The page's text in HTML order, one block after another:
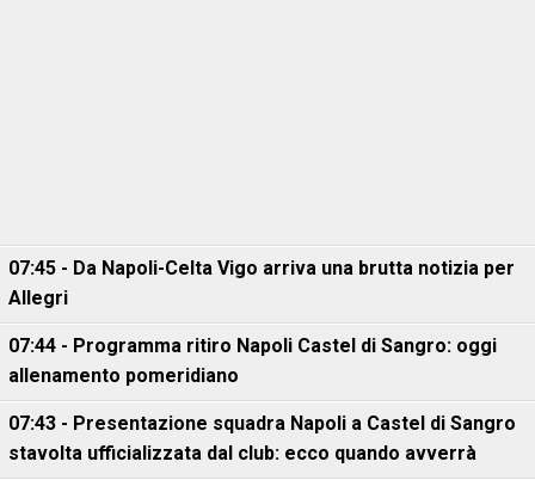
07:45 - Da Napoli-Celta Vigo arriva una brutta notizia per
Allegri
07:44 - Programma ritiro Napoli Castel di Sangro: oggi
allenamento pomeridiano
07:43 - Presentazione squadra Napoli a Castel di Sangro
stavolta ufficializzata dal club: ecco quando avverrà